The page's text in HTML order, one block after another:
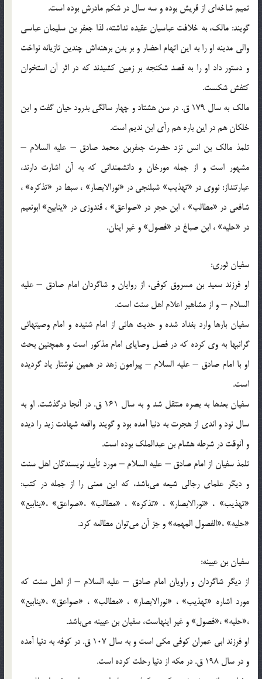
تمیم شاخه‌ای از قریش بوده و سه سال در شكم مادرش بوده است.
گویند: مالك، به خلافت عباسیان عقیده نداشته، لذا جعفر بن سلیمان عباسی
والی مدینه او را به این اتهام احضار و بر بدن برهنه‌اش چندین تازیانه نواخت
و دستور داد او را به قصد شكنجه بر زمین كشیدند كه در اثر آن استخوان
كتفش شكست.
مالك به سال 179 ق. در سن هشتاد و چهار سالگی بدرود حیان گفت و این
خلكان هم در این باره هم رأی ابن ندیم است.
تلمذ مالك بن انس نزد حضرت جعفربن محمد صادق – علیه السلام –
مشهور است و از جمله مورخان و دانشمندانی كه به آن اشارت دارند،
عبارتنداز: نووی در «تهذیب» شبلنجی در «نورالابصار» ، سبط در «تذكره» ،
شافعی در «مطالب» ، ابن حجر در «صواعق» ، قندوزی در «ینابیع» ابونعیم
در «حلیه» ، ابن صباغ در «فصول» و غیر اینان.
سفیان ثوری:
او فرزند سعید بن مسروق كوفی، از روایان و شاگردان امام صادق – علیه
السلام – و از مشاهیر اعلام اهل سنت است.
سفیان بارها وارد بغداد شده و حدیث هائی از امام شنیده و امام وصیتهائی
گرانبها به وی كرده كه در فصل وصایای امام مذكور است و همچنین بحث
او با امام صادق – علیه السلام – پیرامون زهد در همین نوشتار یاد گردیده
است.
سفیان بعدها به بصره منتقل شد و به سال 161 ق. در آنجا درگذشت. او به
سال نود و اندی از هجرت به دنیا آمده بود و گویند واقعه شهادت زید را دیده
و آنوقت در شرطه هشام بن عبدالملك بوده است.
تلمذ سفیان از امام صادق – علیه السلام – مورد تأیید نویسندگان اهل سنت
و دیگر علمای رجالی شیعه می‌باشد، كه این معنی را از جمله در كتب:
«تهذیب» ، «نورالابصار» ، «تذكره» ، «مطالب» ،«صواعق» ،«ینابیع»
«حلیه» ،«الفصول المهمه» و جز آن می‌توان مطالعه كرد.
سفیان بن عیینه:
از دیگر شاگردان و راویان امام صادق – علیه السلام – از اهل سنت كه
مورد اشاره «تهذیب» ، «نورالابصار» ، «مطالب» ، «صواعق» ،«ینابیع»
،«حلیه» ،«فصول» و غیر اینهاست، سفیان بن عیینه می‌باشد.
او فرزند ابی عمران كوفی مكی است و به سال 107 ق. در كوفه به دنیا آمده
و در سال 198 ق. در مكه از دنیا رحلت كرده است.